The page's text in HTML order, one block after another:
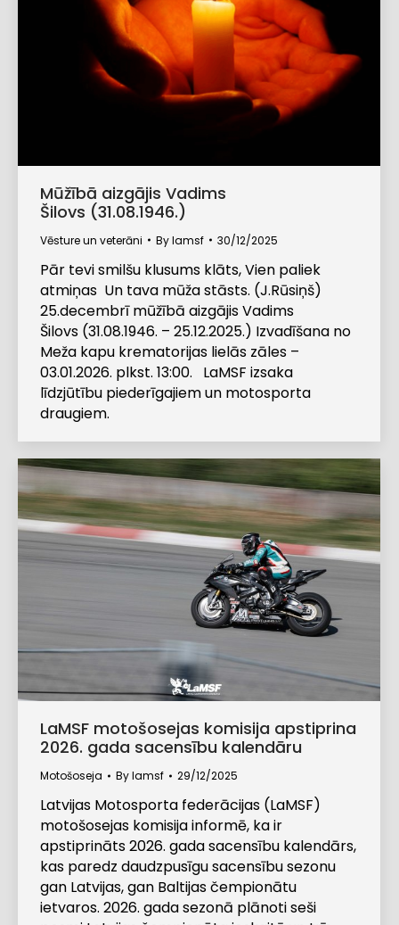
Mūžībā aizgājis Vadims
Šilovs (31.08.1946.)
Vēsture un veterāni Bylamsf 30/12/2025
Pār tevi smilšu klusums klāts, Vien paliek
atmiņas Un tava mūža stāsts. (J.Rūsiņš)
25.decembrī mūžībā aizgājis Vadims
Šilovs (31.08.1946. – 25.12.2025.) Izvadīšana no
Meža kapu krematorijas lielās zāles –
03.01.2026. plkst. 13:00. LaMSF izsaka
līdzjūtību piederīgajiem un motosporta
draugiem.
LaMSF motošosejas komisija apstiprina
2026. gada sacensību kalendāru
Motošoseja Bylamsf 29/12/2025
Latvijas Motosporta federācijas (LaMSF)
motošosejas komisija informē, ka ir
apstiprināts 2026. gada sacensību kalendārs,
kas paredz daudzpusīgu sacensību sezonu
gan Latvijas, gan Baltijas čempionātu
ietvaros. 2026. gada sezonā plānoti seši